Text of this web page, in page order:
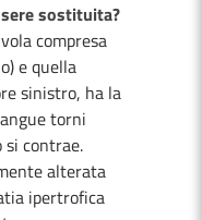
sostituita?
compresa
e quella
sinistro, ha la
torni
contrae.
alterata
ipertrofica